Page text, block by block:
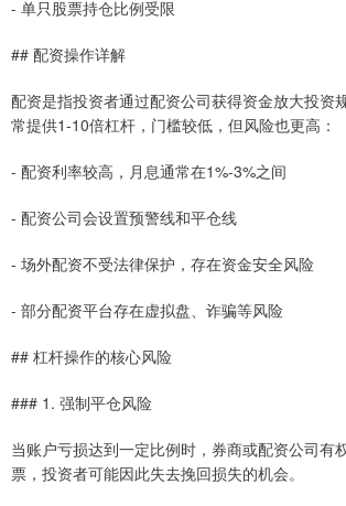
- 单只股票持仓比例受限
## 配资操作详解
配资是指投资者通过配资公司获得资金放大投资
常提供1-10倍杠杆，门槛较低，但风险也更高：
- 配资利率较高，月息通常在1%-3%之间
- 配资公司会设置预警线和平仓线
- 场外配资不受法律保护，存在资金安全风险
- 部分配资平台存在虚拟盘、诈骗等风险
## 杠杆操作的核心风险
### 1. 强制平仓风险
当账户亏损达到一定比例时，券商或配资公司有
票，投资者可能因此失去挽回损失的机会。